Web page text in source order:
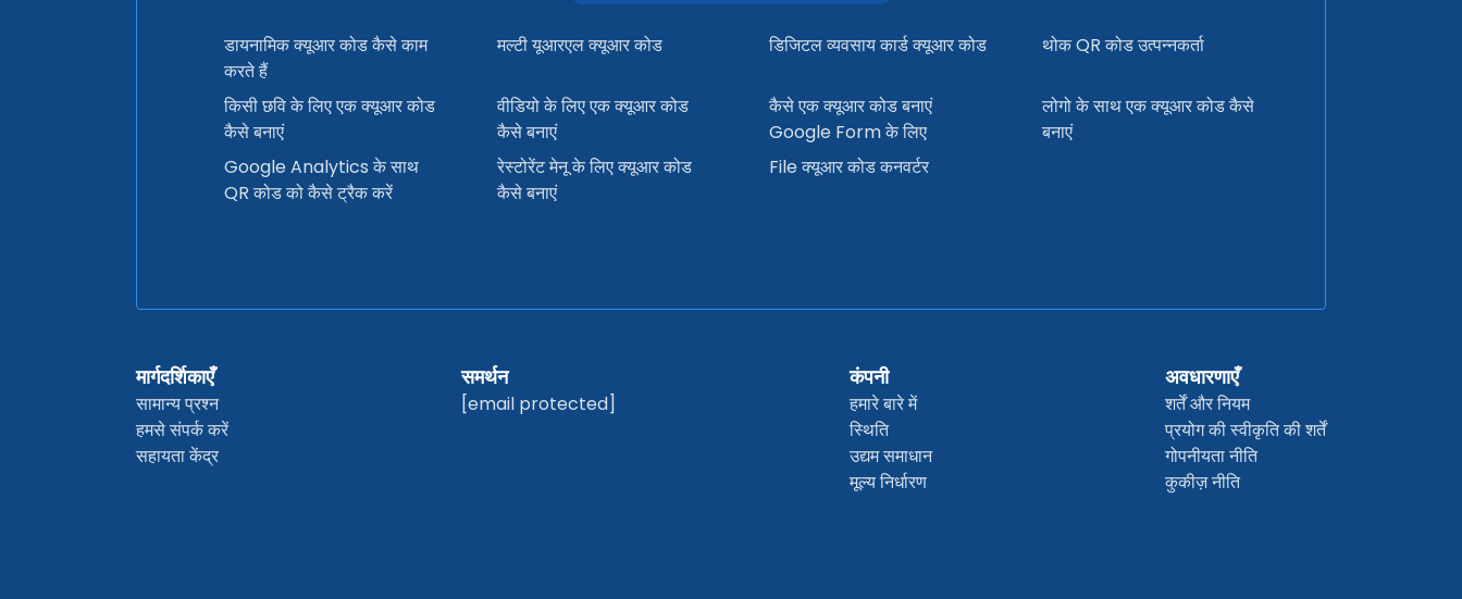
डायनामिक क्यूआर कोड कैसे काम
करते हैं
मल्टी यूआरएल क्यूआर कोड डिजिटल व्यवसाय कार्ड क्यूआर कोड थोक QR कोड उत्पन्नकर्ता
किसी छवि के लिए एक क्यूआर कोड
कैसे बनाएं
वीडियो के लिए एक क्यूआर कोड
कैसे बनाएं
कैसे एक क्यूआर कोड बनाएं
Google Form के लिए
लोगो के साथ एक क्यूआर कोड कैसे
बनाएं
Google Analytics के साथ
QR कोड को कैसे ट्रैक करें
रेस्टोरेंट मेनू के लिए क्यूआर कोड
कैसे बनाएं
File क्यूआर कोड कनवर्टर
मार्गदर्शिकाएँ
सामान्य प्रश्न
हमसे संपर्क करें
सहायता केंद्र
समर्थन
[email protected]
कंपनी
हमारे बारे में
स्थिति
उद्यम समाधान
मूल्य निर्धारण
अवधारणाएँ
शर्तें और नियम
प्रयोग की स्वीकृति की शर्तें
गोपनीयता नीति
कुकीज़ नीति